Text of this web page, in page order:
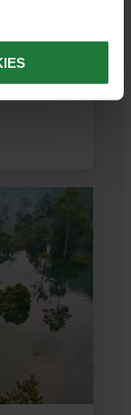
tropisk
stranden.